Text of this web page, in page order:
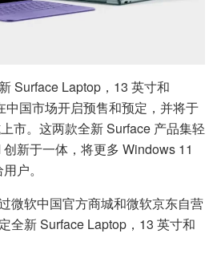
Surface Laptop，13 英寸和
中国市场开启预售和预定，并将于
市。这两款全新 Surface 产品集轻
新于一体，将更多 Windows 11
户。
微软中国官方商城和微软京东自营
全新 Surface Laptop，13 英寸和